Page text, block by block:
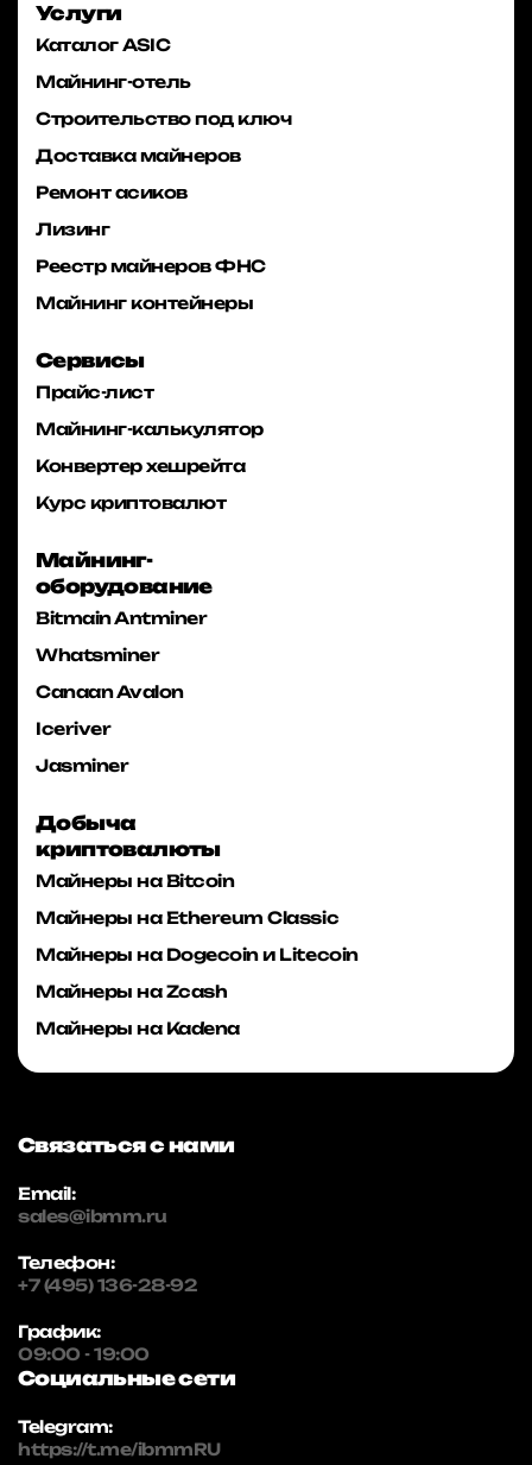
Услуги
Каталог ASIC
Майнинг-отель
Строительство под ключ
Доставка майнеров
Ремонт асиков
Лизинг
Реестр майнеров ФНС
Майнинг контейнеры
Сервисы
Прайс-лист
Майнинг-калькулятор
Конвертер хешрейта
Курс криптовалют
Майнинг-
оборудование
Bitmain Antminer
Whatsminer
Canaan Avalon
Iceriver
Jasminer
Добыча
криптовалюты
Майнеры на Bitcoin
Майнеры на Ethereum Classic
Майнеры на Dogecoin и Litecoin
Майнеры на Zcash
Майнеры на Kadena
Связаться с нами
Email:
sales@ibmm.ru
Телефон:
+7 (495) 136-28-92
График:
09:00 - 19:00
Социальные сети
Telegram:
https://t.me/ibmmRU